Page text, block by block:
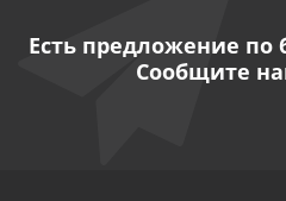
Есть предложение по
Сообщите